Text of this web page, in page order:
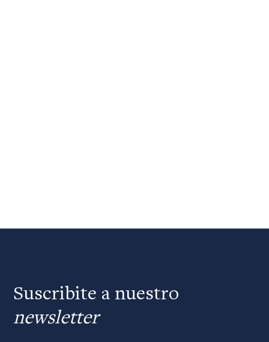
Suscribite a nuestro
newsletter